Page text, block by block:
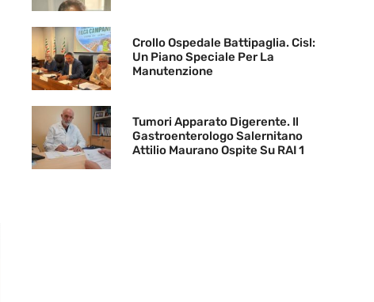
Crollo Ospedale Battipaglia. Cisl:
Un Piano Speciale Per La
Manutenzione
Tumori Apparato Digerente. Il
Gastroenterologo Salernitano
Attilio Maurano Ospite Su RAI 1